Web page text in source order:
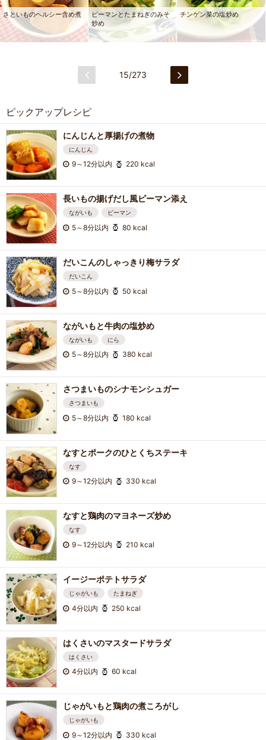
さといものヘルシー含め煮
ピーマンとたまねぎのみそ
炒め
チンゲン菜の塩炒め
15/273
ピックアップレシピ
にんじんと厚揚げの煮物
にんじん
9～12分以内 220 kcal
長いもの揚げだし風ピーマン添え
ながいも ピーマン
5～8分以内 80 kcal
だいこんのしゃっきり梅サラダ
だいこん
5～8分以内 50 kcal
ながいもと牛肉の塩炒め
ながいも にら
5～8分以内 380 kcal
さつまいものシナモンシュガー
さつまいも
5～8分以内 180 kcal
なすとポークのひとくちステーキ
なす
9～12分以内 330 kcal
なすと鶏肉のマヨネーズ炒め
なす
9～12分以内 210 kcal
イージーポテトサラダ
じゃがいも たまねぎ
4分以内 250 kcal
はくさいのマスタードサラダ
はくさい
4分以内 60 kcal
じゃがいもと鶏肉の煮ころがし
じゃがいも
9～12分以内 330 kcal